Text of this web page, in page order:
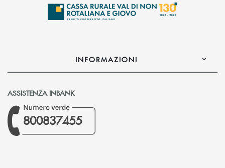
INFORMAZIONI
ASSISTENZA INBANK
800837455